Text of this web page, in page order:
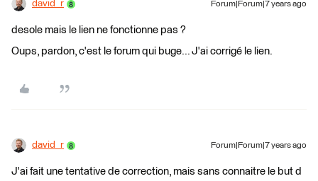
david_r Forum|Forum|7 years ago
desole mais le lien ne fonctionne pas ?
Oups, pardon, c'est le forum qui buge... J'ai corrigé le lien.
david_r Forum|Forum|7 years ago
J'ai fait une tentative de correction, mais sans connaitre le but d